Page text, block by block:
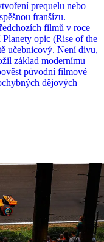
prequelu nebo
franšízu.
filmů v roce
opic (Rise of the
učebnicový. Není divu,
základ modernímu
původní filmové
dějových